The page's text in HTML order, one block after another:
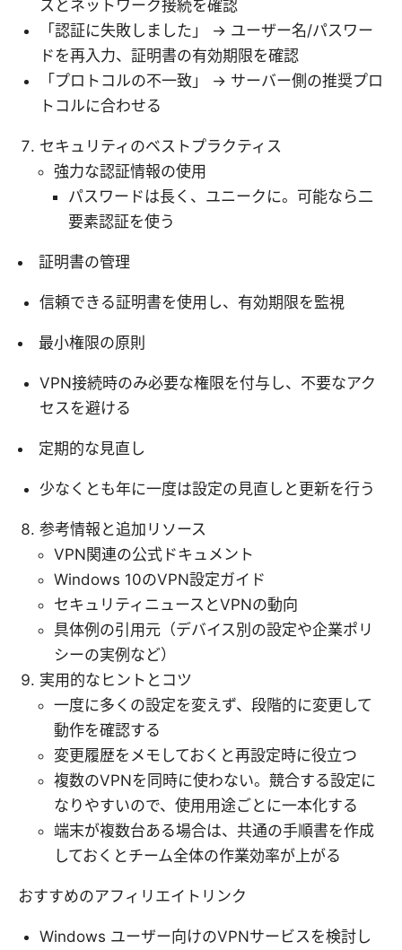
スとネットワーク接続を確認
「認証に失敗しました」 → ユーザー名/パスワー
ドを再入力、証明書の有効期限を確認
「プロトコルの不一致」 → サーバー側の推奨プロ
トコルに合わせる
セキュリティのベストプラクティス
強力な認証情報の使用
パスワードは長く、ユニークに。可能なら二
要素認証を使う
証明書の管理
信頼できる証明書を使用し、有効期限を監視
最小権限の原則
VPN接続時のみ必要な権限を付与し、不要なアク
セスを避ける
定期的な見直し
少なくとも年に一度は設定の見直しと更新を行う
参考情報と追加リソース
VPN関連の公式ドキュメント
Windows 10のVPN設定ガイド
セキュリティニュースとVPNの動向
具体例の引用元（デバイス別の設定や企業ポリ
シーの実例など）
実用的なヒントとコツ
一度に多くの設定を変えず、段階的に変更して
動作を確認する
変更履歴をメモしておくと再設定時に役立つ
複数のVPNを同時に使わない。競合する設定に
なりやすいので、使用用途ごとに一本化する
端末が複数台ある場合は、共通の手順書を作成
しておくとチーム全体の作業効率が上がる
おすすめのアフィリエイトリンク
Windows ユーザー向けのVPNサービスを検討し